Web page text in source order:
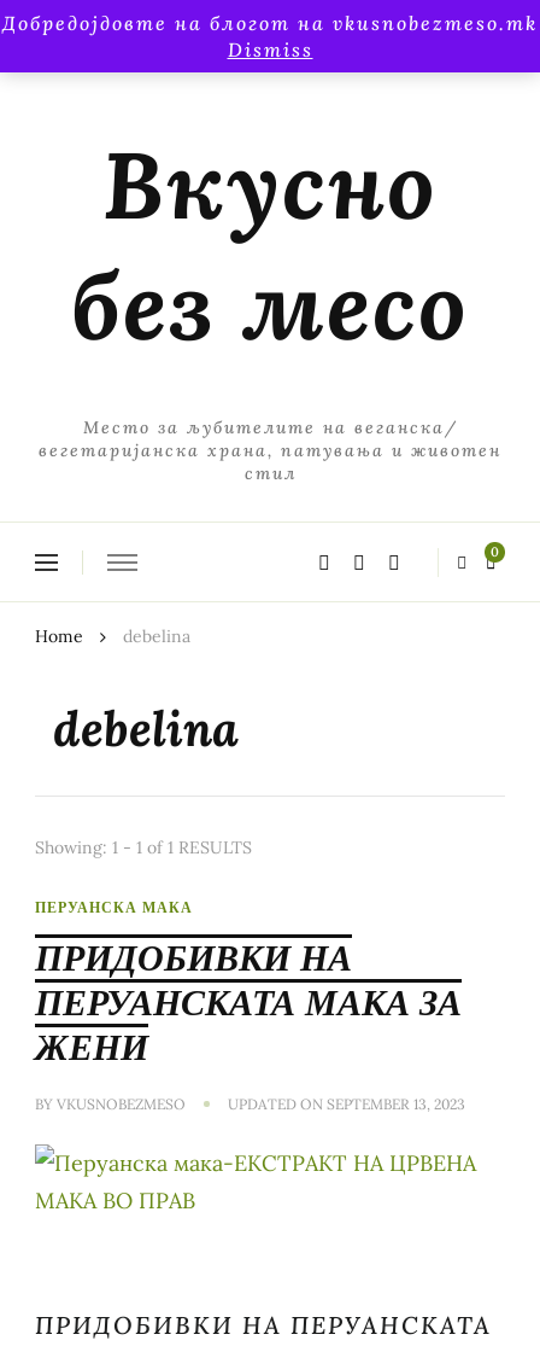
Добредојдовте на блогот на vkusnobezmeso.mk
Dismiss
Вкусно
без месо
Место за љубителите на веганска/
вегетаријанска храна, патувања и животен
стил
0
Home debelina
debelina
Showing: 1 - 1 of 1 RESULTS
ПЕРУАНСКА МАКА
ПРИДОБИВКИ НА
ПЕРУАНСКАТА МАКА ЗА
ЖЕНИ
BY VKUSNOBEZMESO UPDATED ON SEPTEMBER 13, 2023
ПРИДОБИВКИ НА ПЕРУАНСКАТА